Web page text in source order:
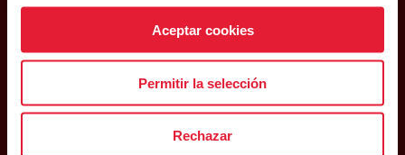
Aceptar cookies
Permitir la selección
Rechazar